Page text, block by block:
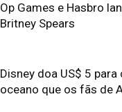
Op Games e Hasbro
Britney Spears
Disney doa US$ 5
oceano que os fãs de